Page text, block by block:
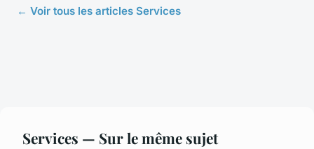
← Voir tous les articles Services
Services — Sur le même sujet